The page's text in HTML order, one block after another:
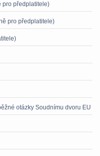
pro předplatitele)
pro předplatitele)
otázky Soudnímu dvoru EU